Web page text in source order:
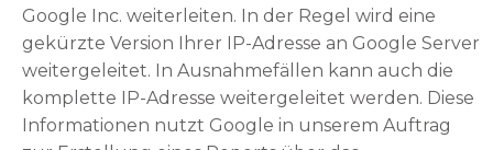
Google Inc. weiterleiten. In der Regel wird eine
gekürzte Version Ihrer IP-Adresse an Google Server
weitergeleitet. In Ausnahmefällen kann auch die
komplette IP-Adresse weitergeleitet werden. Diese
Informationen nutzt Google in unserem Auftrag